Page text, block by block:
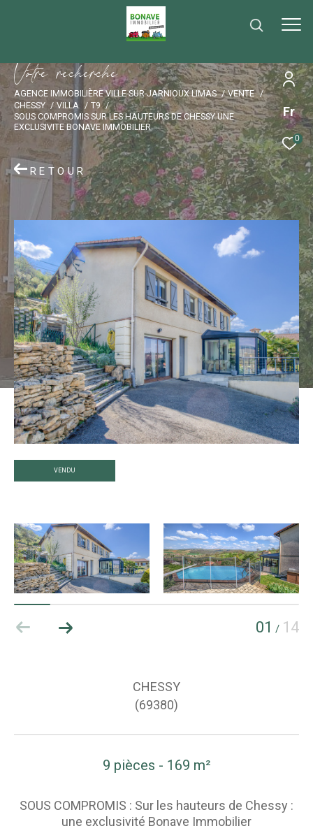
Fr
0
Votre recherche
AGENCE IMMOBILIÈRE VILLE-SUR-JARNIOUX LIMAS
VENTE
CHESSY
VILLA
T9
SOUS COMPROMIS SUR LES HAUTEURS DE CHESSY UNE
EXCLUSIVITE BONAVE IMMOBILIER
RETOUR
VENDU
01 / 14
CHESSY
(69380)
9 pièces - 169 m²
SOUS COMPROMIS : Sur les hauteurs de Chessy :
une exclusivité Bonave Immobilier